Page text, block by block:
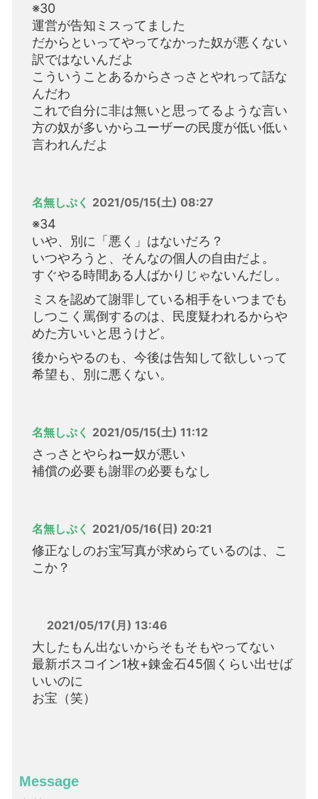
※30
運営が告知ミスってました
だからといってやってなかった奴が悪くない
訳ではないんだよ
こういうことあるからさっさとやれって話な
んだわ
これで自分に非は無いと思ってるような言い
方の奴が多いからユーザーの民度が低い低い
言われんだよ
名無しぷく 2021/05/15(土) 08:27
※34
いや、別に「悪く」はないだろ？
いつやろうと、そんなの個人の自由だよ。
すぐやる時間ある人ばかりじゃないんだし。
ミスを認めて謝罪している相手をいつまでも
しつこく罵倒するのは、民度疑われるからや
めた方いいと思うけど。
後からやるのも、今後は告知して欲しいって
希望も、別に悪くない。
名無しぷく 2021/05/15(土) 11:12
さっさとやらねー奴が悪い
補償の必要も謝罪の必要もなし
名無しぷく 2021/05/16(日) 20:21
修正なしのお宝写真が求めらているのは、こ
こか？
2021/05/17(月) 13:46
大したもん出ないからそもそもやってない
最新ボスコイン1枚+錬金石45個くらい出せば
いいのに
お宝（笑）
Message